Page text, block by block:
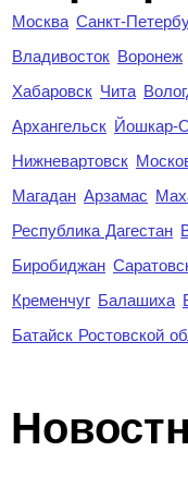
Москва Санкт-
Владивосток Воронеж
Хабаровск Чита
Архангельск Йошкар-
Нижневартовск
Магадан Арзамас
Республика Дагестан
Биробиджан
Кременчуг Балашиха
Батайск Ростовской